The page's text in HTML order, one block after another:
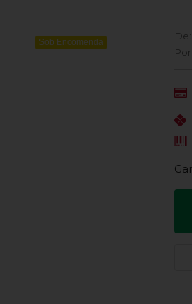
Sob Encomenda
De:
Por: